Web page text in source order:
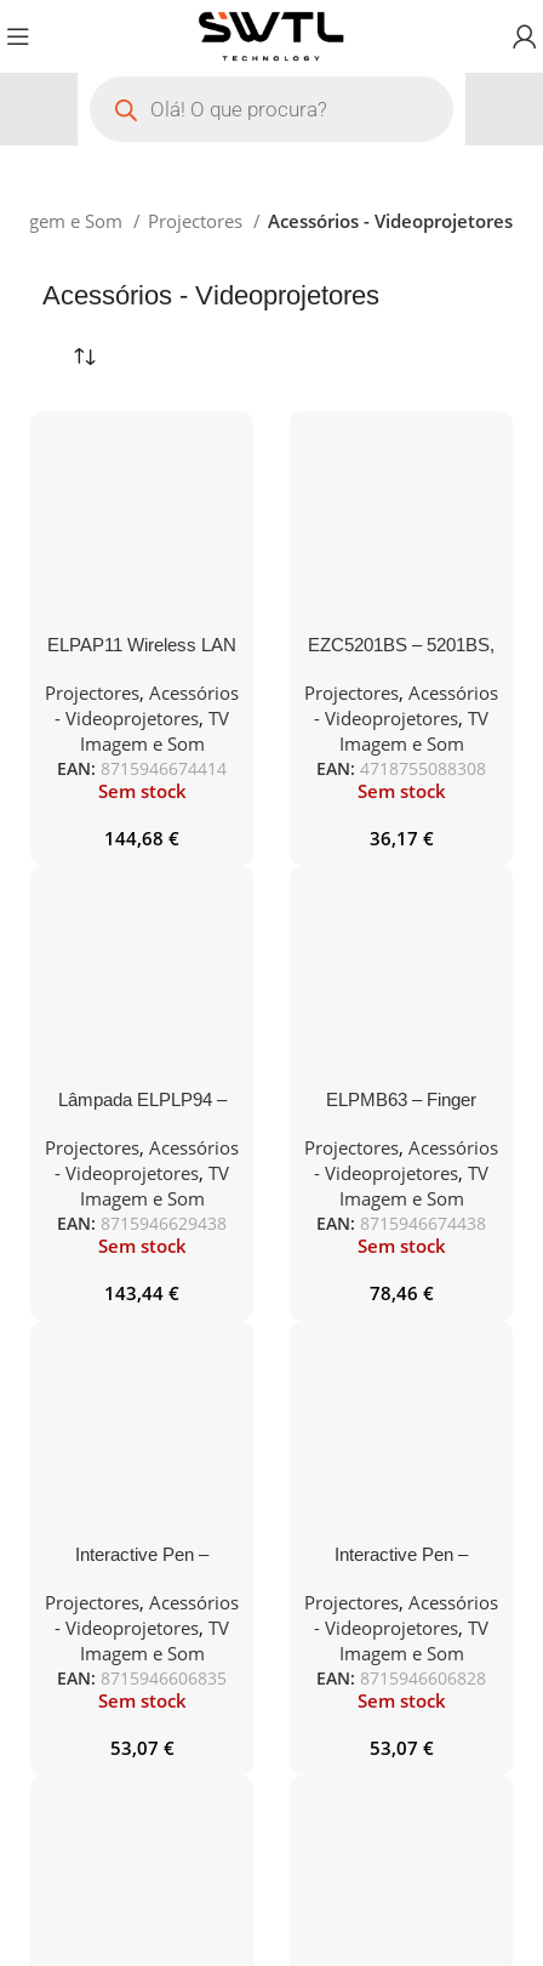
e Som Projectores Acessórios - Videoprojetores
Acessórios - Videoprojetores
ELPAP11 Wireless LAN
Projectores, Acessórios
- Videoprojetores, TV
Imagem e Som
EAN: 8715946674414
Sem stock
144,68 €
EZC5201BS – 5201BS,
EH620, LH730, LW600,
LH600
Projectores, Acessórios
- Videoprojetores, TV
Imagem e Som
EAN: 4718755088308
Sem stock
36,17 €
Lâmpada ELPLP94 –
EB-1795W
Projectores, Acessórios
- Videoprojetores, TV
Imagem e Som
EAN: 8715946629438
Sem stock
143,44 €
ELPMB63 – Finger
Projectores, Acessórios
- Videoprojetores, TV
Imagem e Som
EAN: 8715946674438
Sem stock
78,46 €
Interactive Pen –
6xxWi/Ui / 14xxUi
Projectores, Acessórios
- Videoprojetores, TV
Imagem e Som
EAN: 8715946606835
Sem stock
53,07 €
Interactive Pen –
EB-6xxWi/Ui / 14xxUi
Projectores, Acessórios
- Videoprojetores, TV
Imagem e Som
EAN: 8715946606828
Sem stock
53,07 €